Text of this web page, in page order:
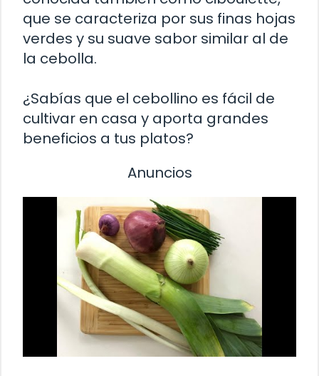
que se caracteriza por sus finas hojas
verdes y su suave sabor similar al de
la cebolla.
¿Sabías que el cebollino es fácil de
cultivar en casa y aporta grandes
beneficios a tus platos?
Anuncios